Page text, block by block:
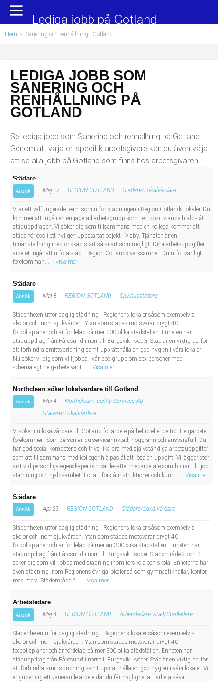
Yrkesområden
Administration, ekonomi, juridik
Chefer och verksamhetsledare
Data/IT
Försäljning, inköp, marknadsföring
Hantverksyrken
Hotell, restaurang, storhushåll
Industriell tillverkning
Installation, drift, underhåll
Kultur, media, design
Militärt arbete
Naturbruk
Naturvetenskapligt arbete
Pedagogiskt arbete
Sanering och renhållning
Socialt arbete
Säkerhetsarbete
Transport
Populära jobb
Undersköterska, hemtjänst och äldreboende
Barnskötare
Lärare i förskola/Förskollärare
Lagerarbetare
Bussförare/Busschaufför
Elevassistent
Behandlingsassistent/Socialpedagog
Tandsköterska
Tidningsbud/Tidningsdistributör
Lärare i fritidshem/Fritidspedagog
Taxiförare/Taxichaufför
Läkarsekreterare/Vårdadmin/Medicinsk
sekreterare
Lastbilsförare m.fl.
Fastighetsskötare
Informatör/Kommunikatör
Sjuksköterska, grundutbildad
Kock, storhushåll
Undersköterska, vård- o specialavd. o mottagning
Bibliotekarie
Administrativ assistent
Lärare i gymnasiet
Lediga jobb på Gotland
Hem › Sanering och renhållning - Gotland
LEDIGA JOBB SOM
SANERING OCH
RENHÅLLNING PÅ
GOTLAND
Se lediga jobb som Sanering och renhållning på Gotland.
Genom att välja en specifik arbetsgivare kan du även välja
att se alla jobb på Gotland som finns hos arbetsgivaren.
Städare
Ansök Maj 27 REGION GOTLAND Städare/Lokalvårdare
Vi är ett välfungerade team som utför städningen i Region Gotlands lokaler. Du
kommer att ingå i en engagerad arbetsgrupp som i en positiv anda hjälps åt i
städuppdragen. Vi söker dig som tillsammans med en kollega kommer att
städa för oss i ett nyligen uppstartat objekt i Visby. Tjänsten är en
timanställning med önskad start så snart som möjligt. Dina arbetsuppgifter I
arbetet ingår att utföra städ i Region Gotlands verksamhet. Du utför vanligt
förekomman...
Visa mer
Städare
Ansök Maj 8 REGION GOTLAND Sjukhusstädare
Städenheten utför daglig städning i Regionens lokaler såsom exempelvis
skolor och inom sjukvården. Ytan som städas motsvarar drygt 40
fotbollsplaner och är fördelad på mer 300 olika städställen. Enheten har
städuppdrag från Fårösund i norr till Burgsvik i söder. Städ är en viktig del för
att förhindra smittspridning samt upprätthålla en god hygien i våra lokaler.
Nu söker vi dig som vill jobba i vår poolgrupp om sex personer med
schemalagt helgarbete var t...
Visa mer
Northclean söker lokalvårdare till Gotland
Ansök Maj 4
Northclean Facility Services AB
Städare/Lokalvårdare
Vi söker nu lokalvårdare till Gotland för arbete på heltid eller deltid. Helgarbete
förekommer. Som person är du serviceinriktad, noggrann och ansvarsfull. Du
har god social kompetens och trivs lika bra med självständiga arbetsuppgifter
som att tillsammans med kollegor hjälpas åt att lösa en uppgift. Vi lägger stor
vikt vid personliga egenskaper och värdesätter medarbetare som bidrar till god
stämning och hjälpsamhet. För att förstå instruktioner och kunn...
Visa mer
Städare
Ansök Apr 29 REGION GOTLAND Städare/Lokalvårdare
Städenheten utför daglig städning i Regionens lokaler såsom exempelvis
skolor och inom sjukvården. Ytan som städas motsvarar drygt 40
fotbollsplaner och är fördelad på mer än 300 olika städställen. Enheten har
städuppdrag från Fårösund i norr till Burgsvik i söder. Städområde 2 och 3
söker dig som vill jobba med städning inom förskola och skola. Enheterna har
även städning inom Regionens övriga lokaler så som gymnastikhallar, kontor,
med mera. Städområde 2...
Visa mer
Arbetsledare
Ansök Maj 4 REGION GOTLAND Arbetsledare, städ/Städledare
Städenheten utför daglig städning i Regionens lokaler såsom exempelvis
skolor och inom sjukvården. Ytan som städas motsvarar drygt 40
fotbollsplaner och är fördelad på mer 300 olika städställen. Enheten har
städuppdrag från Fårösund i norr till Burgsvik i söder. Städ är en viktig del för
att förhindra smittspridning samt upprätthålla en god hygien i våra lokaler. Vi
erbjuder dig ett varierande arbete där du får möjlighet att arbeta såväl